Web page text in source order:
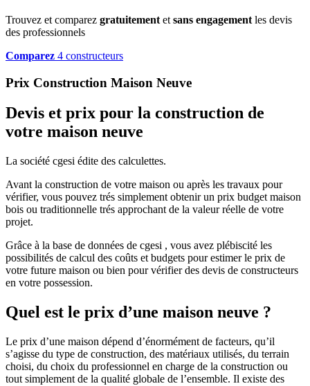
Trouvez et comparez gratuitement et sans engagement les devis
des professionnels
Comparez 4 constructeurs
Prix Construction Maison Neuve
Devis et prix pour la construction de
votre maison neuve
La société cgesi édite des calculettes.
Avant la construction de votre maison ou après les travaux pour
vérifier, vous pouvez trés simplement obtenir un prix budget maison
bois ou traditionnelle trés approchant de la valeur réelle de votre
projet.
Grâce à la base de données de cgesi , vous avez plébiscité les
possibilités de calcul des coûts et budgets pour estimer le prix de
votre future maison ou bien pour vérifier des devis de constructeurs
en votre possession.
Quel est le prix d’une maison neuve ?
Le prix d’une maison dépend d’énormément de facteurs, qu’il
s’agisse du type de construction, des matériaux utilisés, du terrain
choisi, du choix du professionnel en charge de la construction ou
tout simplement de la qualité globale de l’ensemble. Il existe des